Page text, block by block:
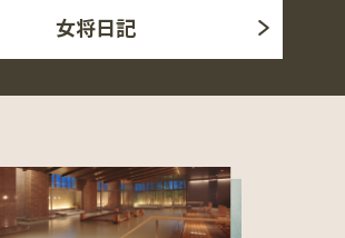
女将日記